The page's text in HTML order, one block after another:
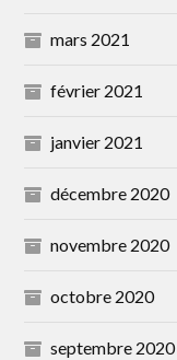
mars 2021
février 2021
janvier 2021
décembre 2020
novembre 2020
octobre 2020
septembre 2020